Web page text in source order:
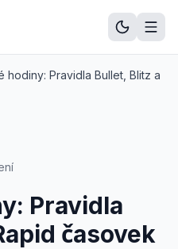
hodiny: Pravidla Bullet, Blitz a
Pravidla
časovek